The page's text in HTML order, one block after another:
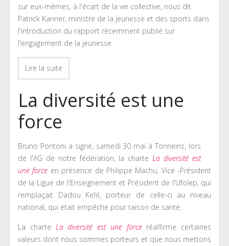
sur eux-mêmes, à l'écart de la vie collective, nous dit
Patrick Kanner, ministre de la jeunesse et des sports dans
l'introduction du rapport récemment publié sur
l'engagement de la jeunesse.
Lire la suite
La diversité est une
force
Bruno Pontoni a signé, samedi 30 mai à Tonneins, lors
de l'AG de notre fédération, la charte La diversité est
une force en présence de Philippe Machu, Vice -Président
de la Ligue de l'Enseignement et Président de l'Ufolep, qui
remplaçait Dadou Kehl, porteur de celle-ci au niveau
national, qui était empêché pour raison de santé.
La charte La diversité est une forceréaffirme certaines
valeurs dont nous sommes porteurs et que nous mettons